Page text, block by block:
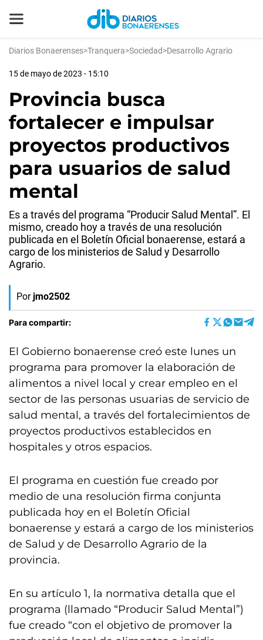
Diarios Bonaerenses>Tranquera>Sociedad>Desarrollo Agrario
15 de mayo de 2023 - 15:10
Provincia busca
fortalecer e impulsar
proyectos productivos
para usuarios de salud
mental
Es a través del programa “Producir Salud Mental”. El
mismo, creado hoy a través de una resolución
publicada en el Boletín Oficial bonaerense, estará a
cargo de los ministerios de Salud y Desarrollo
Agrario.
Por jmo2502
Para compartir:
El Gobierno bonaerense creó este lunes un
programa para promover la elaboración de
alimentos a nivel local y crear empleo en el
sector de las personas usuarias de servicio de
salud mental, a través del fortalecimientos de
proyectos productivos establecidos en
hospitales y otros espacios.
El programa en cuestión fue creado por
medio de una resolución firma conjunta
publicada hoy en el Boletín Oficial
bonaerense y estará a cargo de los ministerios
de Salud y de Desarrollo Agrario de la
provincia.
En su artículo 1, la normativa detalla que el
programa (llamado “Producir Salud Mental”)
fue creado “con el objetivo de promover la